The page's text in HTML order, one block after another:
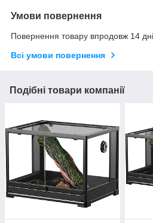
Умови повернення
Повернення товару впродовж 14
Всі умови повернення
Подібні товари компанії